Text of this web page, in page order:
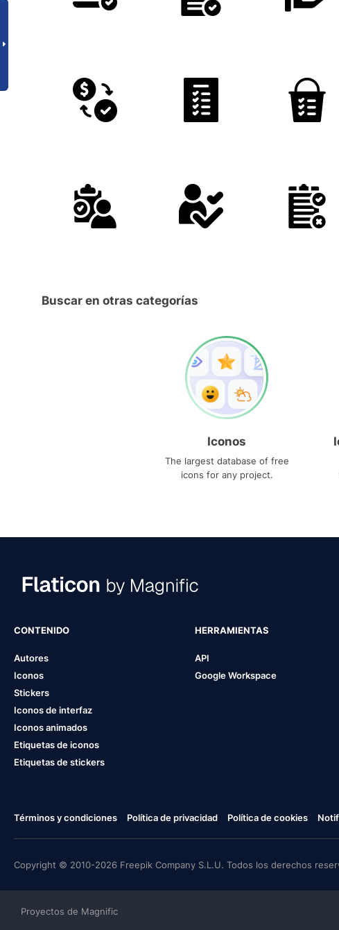
Buscar en otras categorías
Iconos
The largest database of free
icons for any project.
CONTENIDO
Autores
Iconos
Stickers
Iconos de interfaz
Iconos animados
Etiquetas de iconos
Etiquetas de stickers
HERRAMIENTAS
API
Google Workspace
Términos y condiciones Política de privacidad Política de cookies
Copyright © 2010-2026 Freepik Company S.L.U. Todos los derechos
Proyectos de Magnific